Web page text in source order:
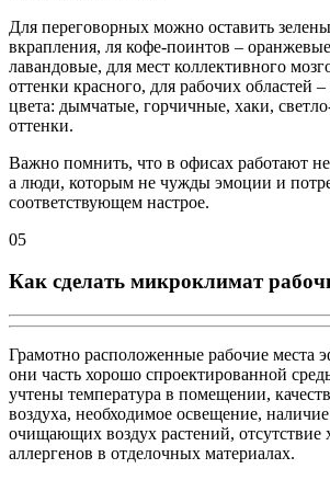
Для переговорных можно оставить
вкрапления, ля кофе-поинтов –
лавандовые, для мест коллективного
оттенки красного, для рабочих областей
цвета: дымчатые, горчичные, хаки,
оттенки.
Важно помнить, что в офисах работают
а люди, которым не чужды эмоции и
соответствующем настрое.
05
Как сделать микроклимат
Грамотно расположенные рабочие места
они часть хорошо спроектированной
учтены температура в помещении,
воздуха, необходимое освещение,
очищающих воздух растений, отсутствие
аллергенов в отделочных материалах.